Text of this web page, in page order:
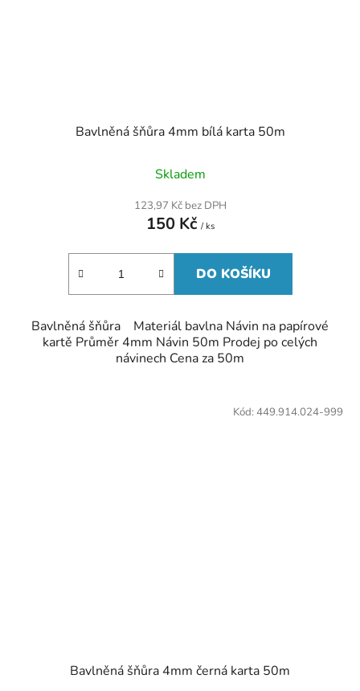
Bavlněná šňůra 4mm bílá karta 50m
hodnocení
je
5,0
5
hvězdiček.
Skladem
123,97 Kč bez DPH
150 Kč / ks
DO KOŠÍKU
Bavlněná šňůra Materiál bavlna Návin na papírové
kartě Průměr 4mm Návin 50m Prodej po celých
návinech Cena za 50m
Bavlněná šňůra 4mm černá karta 50m
Kód: 449.914.024-999